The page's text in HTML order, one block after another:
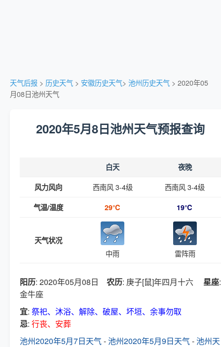
天气后报 > 历史天气 > 安徽历史天气> 池州历史天气 > 2020年05
月08日池州天气
2020年5月8日池州天气预报查询
白天 夜晚
风力风向 西南风 3-4级 西南风 3-4级
气温/温度 29℃ 19℃
天气状况
中雨 雷阵雨
阳历: 2020年05月08日 农历: 庚子[鼠]年四月十六 星座:
金牛座
宜: 祭祀、沐浴、解除、破屋、坏垣、余事勿取
忌: 行丧、安葬
池州2020年5月7日天气-池州2020年5月9日天气-池州天